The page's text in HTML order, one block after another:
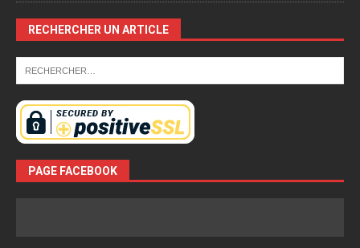
RECHERCHER UN ARTICLE
PAGE FACEBOOK